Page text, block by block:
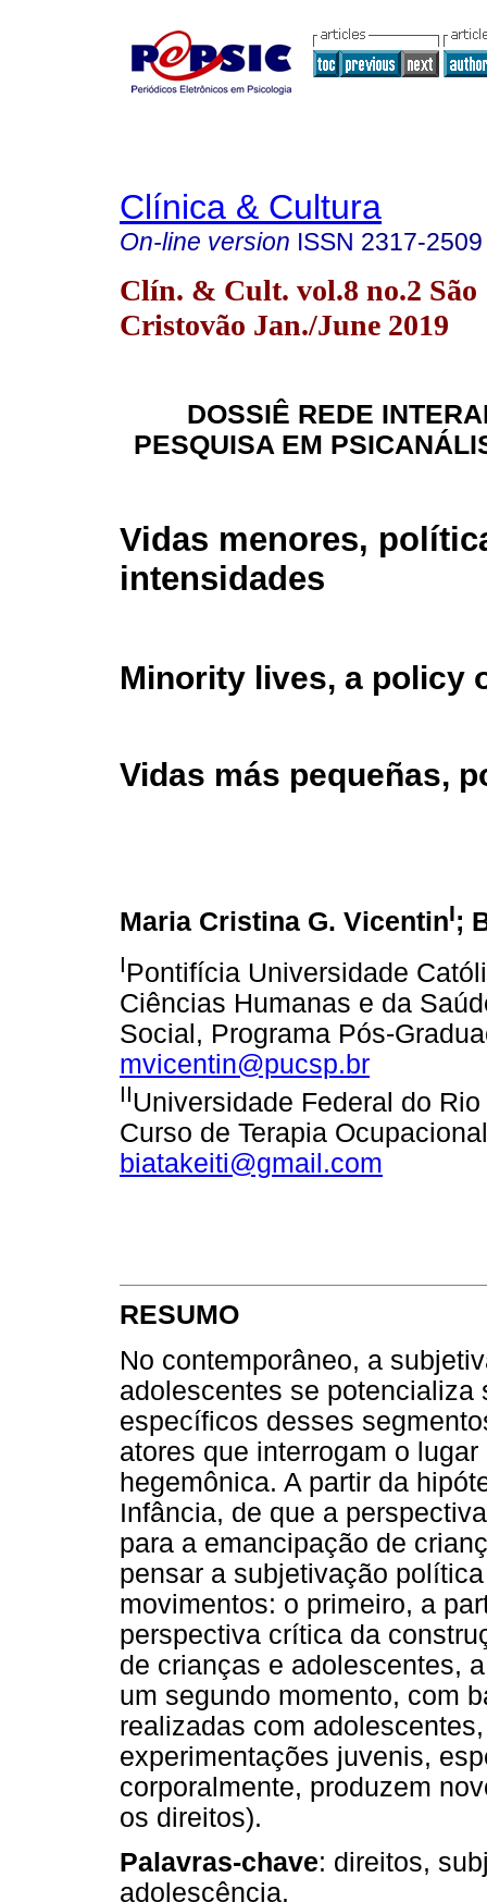
Clínica & Cultura
On-line version ISSN 2317-2509
Clín. & Cult. vol.8 no.2 São
Cristovão Jan./June 2019
DOSSIÊ REDE
PESQUISA EM
Vidas menores,
intensidades
Minority lives, a policy
Vidas más pequeñas,
Maria Cristina G. VicentinI;
IPontifícia Universidade
Ciências Humanas e da
Social, Programa Pós-
mvicentin@pucsp.br
IIUniversidade Federal do
Curso de Terapia
biatakeiti@gmail.com
RESUMO
No contemporâneo, a
adolescentes se
específicos desses
atores que interrogam o
hegemônica. A partir da
Infância, de que a
para a emancipação de
pensar a subjetivação
movimentos: o primeiro, a
perspectiva crítica da
de crianças e adolescentes,
um segundo momento, com
realizadas com
experimentações juvenis,
corporalmente, produzem
os direitos).
Palavras-chave: direitos,
adolescência.